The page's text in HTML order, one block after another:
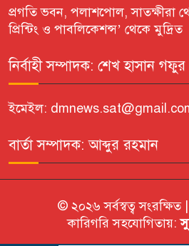
প্রগতি ভবন, পলাশপোল, সাতক্ষীরা
প্রিন্টিং ও পাবলিকেশন্স’ থেকে মুদ্রিত
নির্বাহী সম্পাদক: শেখ হাসান গফুর
ইমেইল:
বার্তা সম্পাদক: আব্দুর রহমান
© ২০২৬ সর্বস্বত্ব সংরক্ষিত
কারিগরি সহযোগিতায়: